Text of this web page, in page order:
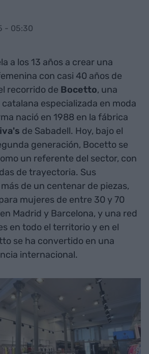
- 05:30
a los 13 años a crear una
con casi 40 años de
recorrido de Bocetto, una
especializada en moda
nació en 1988 en la fábrica
de Sabadell. Hoy, bajo el
generación, Bocetto se
un referente del sector, con
de trayectoria. Sus
de un centenar de piezas,
mujeres de entre 30 y 70
Madrid y Barcelona, y una red
en todo el territorio y en el
se ha convertido en una
internacional.